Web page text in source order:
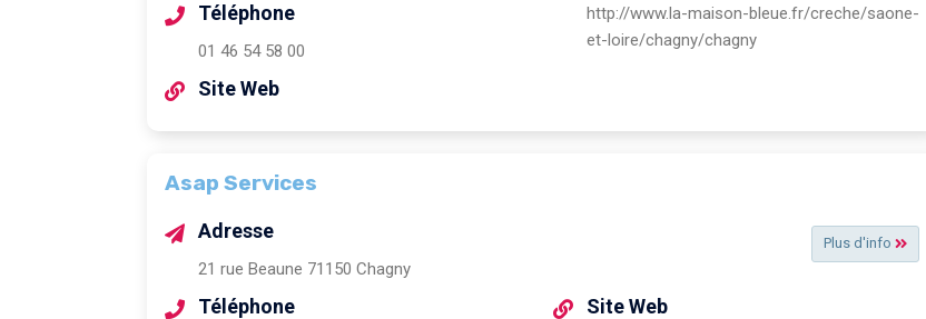
Téléphone
01 46 54 58 00
Site Web
http://www.la-maison-bleue.fr/creche/saone-
et-loire/chagny/chagny
Asap Services
Plus d'info
Adresse
21 rue Beaune 71150 Chagny
Téléphone Site Web